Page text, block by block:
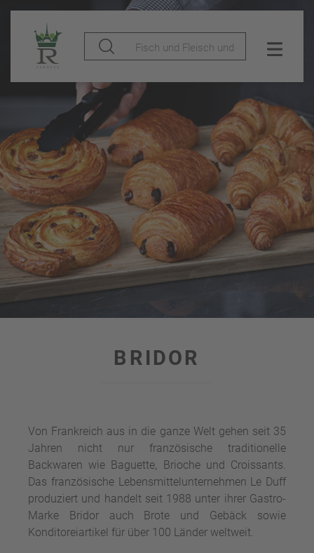
BRIDOR
Von Frankreich aus in die ganze Welt gehen seit 35
Jahren nicht nur französische traditionelle
Backwaren wie Baguette, Brioche und Croissants.
Das französische Lebensmittelunternehmen Le Duff
produziert und handelt seit 1988 unter ihrer Gastro-
Marke Bridor auch Brote und Gebäck sowie
Konditoreiartikel für über 100 Länder weltweit.